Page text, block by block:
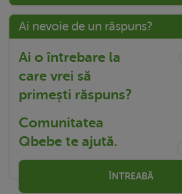
Ai nevoie de un răspuns?
Ai o întrebare la
care vrei să
primești răspuns?
Comunitatea
Qbebe te ajută.
ÎNTREABĂ